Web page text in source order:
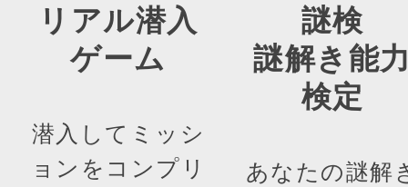
リアル潜入
ゲーム
潜入してミッシ
ョンをコンプリ
謎検
謎解き能
検定
あなたの謎解